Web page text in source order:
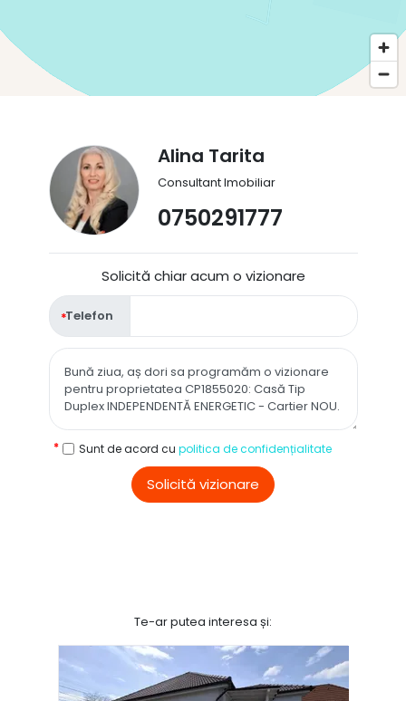
Alina Tarita
Consultant Imobiliar
0750291777
Solicită chiar acum o vizionare
Telefon
Sunt de acord cu politica de confidențialitate
Solicită vizionare
Te-ar putea interesa și: